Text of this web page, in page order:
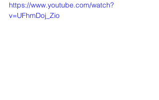
https://www.youtube.com/watch?
v=UFhmDoj_Zio